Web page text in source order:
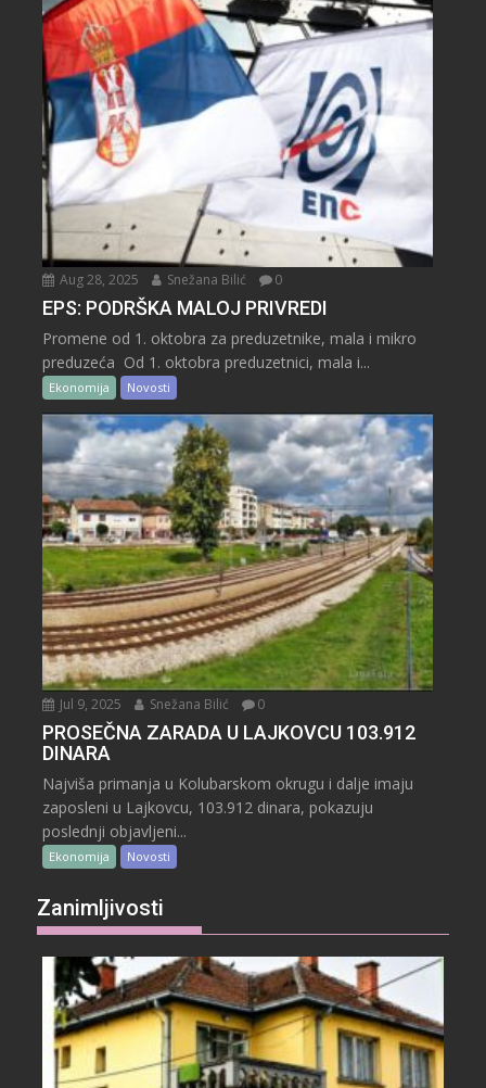
Aug 28, 2025 Snežana Bilić 0
EPS: PODRŠKA MALOJ PRIVREDI
Promene od 1. oktobra za preduzetnike, mala i mikro
preduzeća Od 1. oktobra preduzetnici, mala i...
Ekonomija Novosti
Jul 9, 2025 Snežana Bilić 0
PROSEČNA ZARADA U LAJKOVCU 103.912
DINARA
Najviša primanja u Kolubarskom okrugu i dalje imaju
zaposleni u Lajkovcu, 103.912 dinara, pokazuju
poslednji objavljeni...
Ekonomija Novosti
Zanimljivosti